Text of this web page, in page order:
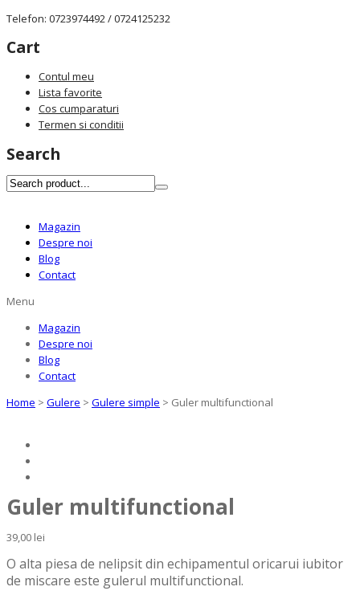
Telefon: 0723974492 / 0724125232
Cart
Contul meu
Lista favorite
Cos cumparaturi
Termen si conditii
Search
Magazin
Despre noi
Blog
Contact
Menu
Magazin
Despre noi
Blog
Contact
Home > Gulere > Gulere simple > Guler multifunctional
Guler multifunctional
39,00 lei
O alta piesa de nelipsit din echipamentul oricarui iubitor
de miscare este gulerul multifunctional.